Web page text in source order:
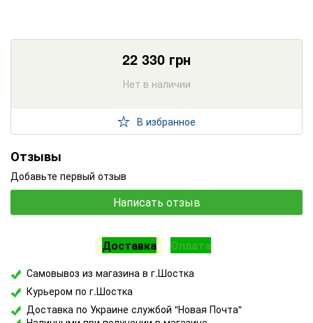
22 330 грн
Нет в наличии
В избранное
Отзывы
Добавьте первый отзыв
Написать отзыв
Доставка Оплата
Самовывоз из магазина в г.Шостка
Курьером по г.Шостка
Доставка по Украине службой "Новая Почта"